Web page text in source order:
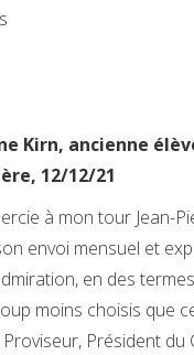
Kirn, ancienne
12/12/21
à mon tour Jean-
envoi mensuel et
en des termes
moins choisis que
Président du